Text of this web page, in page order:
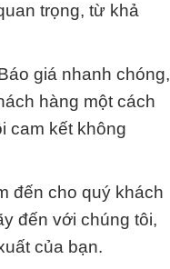
trọng, từ khả
giá nhanh chóng,
hàng một cách
cam kết không
đến cho quý khách
đến với chúng tôi,
của bạn.